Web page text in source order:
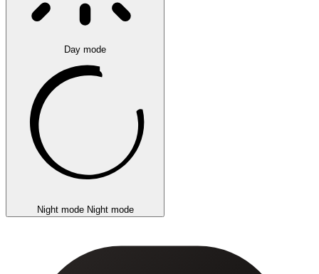
Day mode
Night mode Night mode